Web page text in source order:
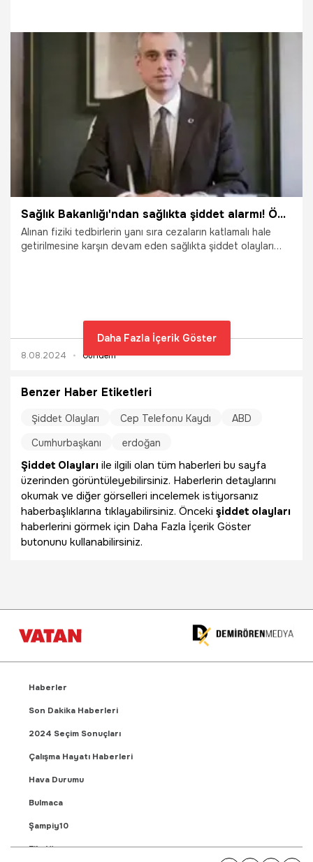
Sağlık Bakanlığı'ndan sağlıkta şiddet alarmı! Öncelikli gündem maddesi olacak
Alınan fiziki tedbirlerin yanı sıra cezaların katlamalı hale
getirilmesine karşın devam eden sağlıkta şiddet olayları
8.08.2024 Gündem
Daha Fazla İçerik Göster
Benzer Haber Etiketleri
Şiddet Olayları Cep Telefonu Kaydı
ABD
Cumhurbaşkanı
erdoğan
Şiddet Olayları ile ilgili olan tüm haberleri bu sayfa
üzerinden görüntüleyebilirsiniz. Haberlerin detaylarını
okumak ve diğer görselleri incelemek istiyorsanız
haberbaşlıklarına tıklayabilirsiniz. Önceki şiddet olayları
haberlerini görmek için Daha Fazla İçerik Göster
butonunu kullanabilirsiniz.
Haberler
Son Dakika Haberleri
2024 Seçim Sonuçları
Çalışma Hayatı Haberleri
Hava Durumu
Bulmaca
Şampiy10
Fikstür